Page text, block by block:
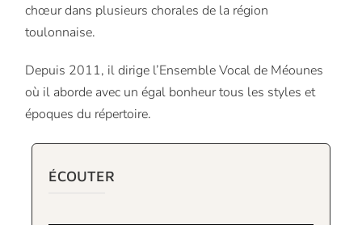
chœur dans plusieurs chorales de la région
toulonnaise.
Depuis 2011, il dirige l’Ensemble Vocal de Méounes
où il aborde avec un égal bonheur tous les styles et
époques du répertoire.
ÉCOUTER